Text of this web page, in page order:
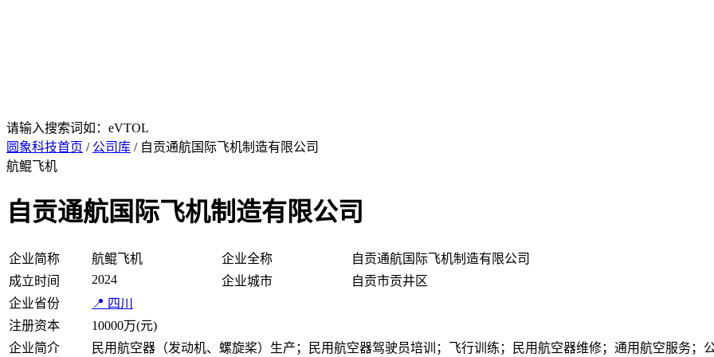
请输入搜索词如：eVTOL
圆象科技首页 / 公司库 / 自贡通航国际飞机制造有限公司
航鲲飞机
自贡通航国际飞机制造有限公司
企业简称 航鲲飞机 企业全称
自贡通航国际飞机制造有限公司
成立时间
2024 企业城市
自贡市贡井区
企业省份
📍 四川
注册资本
10000万(元)
企业简介
民用航空器（发动机、螺旋桨）生产；民用航空器驾驶员培训；飞行训练；民用航空器维修；通用航空服务；